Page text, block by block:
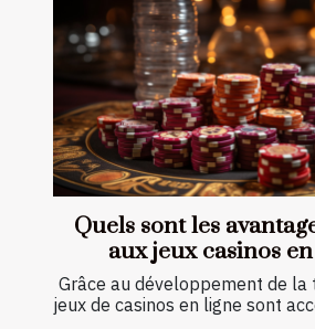
Quels sont les
aux jeux casinos
Grâce au développement de la
jeux de casinos en ligne sont